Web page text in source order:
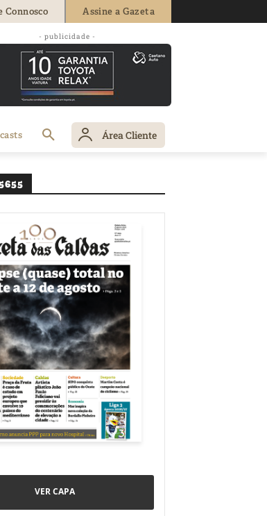
Connosco Assine a Gazeta
- publicidade -
Área Cliente
VER CAPA